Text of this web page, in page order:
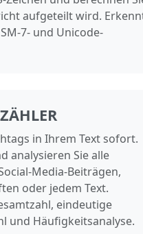
aufgeteilt wird.
7- und Unicode-
in Ihrem Text sofort.
analysieren Sie alle
Media-Beiträgen,
oder jedem Text.
eindeutige
und Häufigkeitsanalyse.